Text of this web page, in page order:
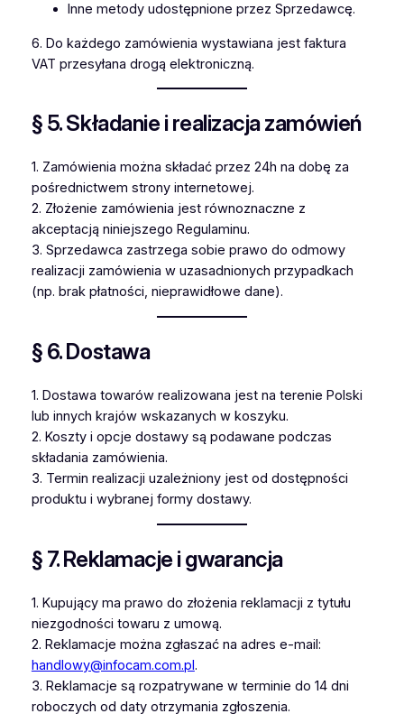
Inne metody udostępnione przez Sprzedawcę.
6. Do każdego zamówienia wystawiana jest faktura
VAT przesyłana drogą elektroniczną.
§ 5. Składanie i realizacja zamówień
1. Zamówienia można składać przez 24h na dobę za
pośrednictwem strony internetowej.
2. Złożenie zamówienia jest równoznaczne z
akceptacją niniejszego Regulaminu.
3. Sprzedawca zastrzega sobie prawo do odmowy
realizacji zamówienia w uzasadnionych przypadkach
(np. brak płatności, nieprawidłowe dane).
§ 6. Dostawa
1. Dostawa towarów realizowana jest na terenie Polski
lub innych krajów wskazanych w koszyku.
2. Koszty i opcje dostawy są podawane podczas
składania zamówienia.
3. Termin realizacji uzależniony jest od dostępności
produktu i wybranej formy dostawy.
§ 7. Reklamacje i gwarancja
1. Kupujący ma prawo do złożenia reklamacji z tytułu
niezgodności towaru z umową.
2. Reklamacje można zgłaszać na adres e-mail:
handlowy@infocam.com.pl.
3. Reklamacje są rozpatrywane w terminie do 14 dni
roboczych od daty otrzymania zgłoszenia.